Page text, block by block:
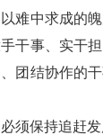
难中求成的
干事、实干
团结协作的
须保持追赶